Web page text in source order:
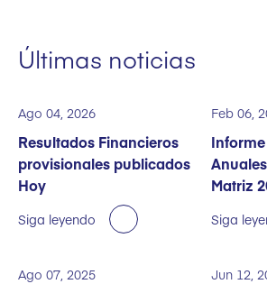
Últimas noticias
Ago 04, 2026
Resultados Financieros
provisionales publicados
Hoy
Siga leyendo
Feb 06,
Matriz
Siga
Ago 07, 2025 Jun 12,